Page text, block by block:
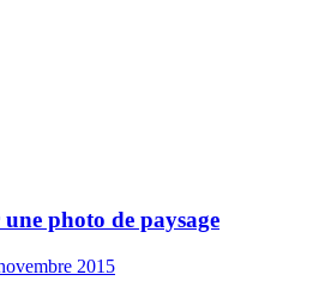
photo de paysage
2015